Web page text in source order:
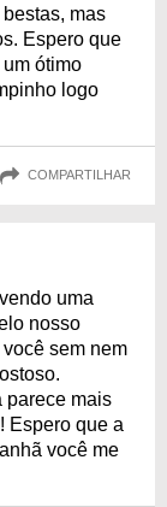
mas
Espero que
ótimo
logo
COMPARTILHAR
uma
nosso
sem nem
parece mais
Espero que a
você me